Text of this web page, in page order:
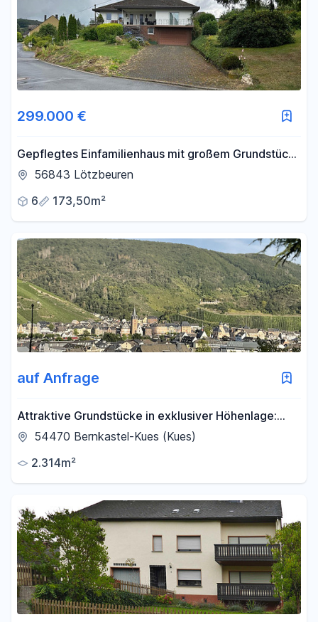
299.000 €
Gepflegtes Einfamilienhaus mit großem Grundstück
zu verkaufen
56843 Lötzbeuren
6
173,50m²
auf Anfrage
Attraktive Grundstücke in exklusiver Höhenlage:
Panoramablick über die Stadt Bernkastel
54470 Bernkastel-Kues (Kues)
2.314m²